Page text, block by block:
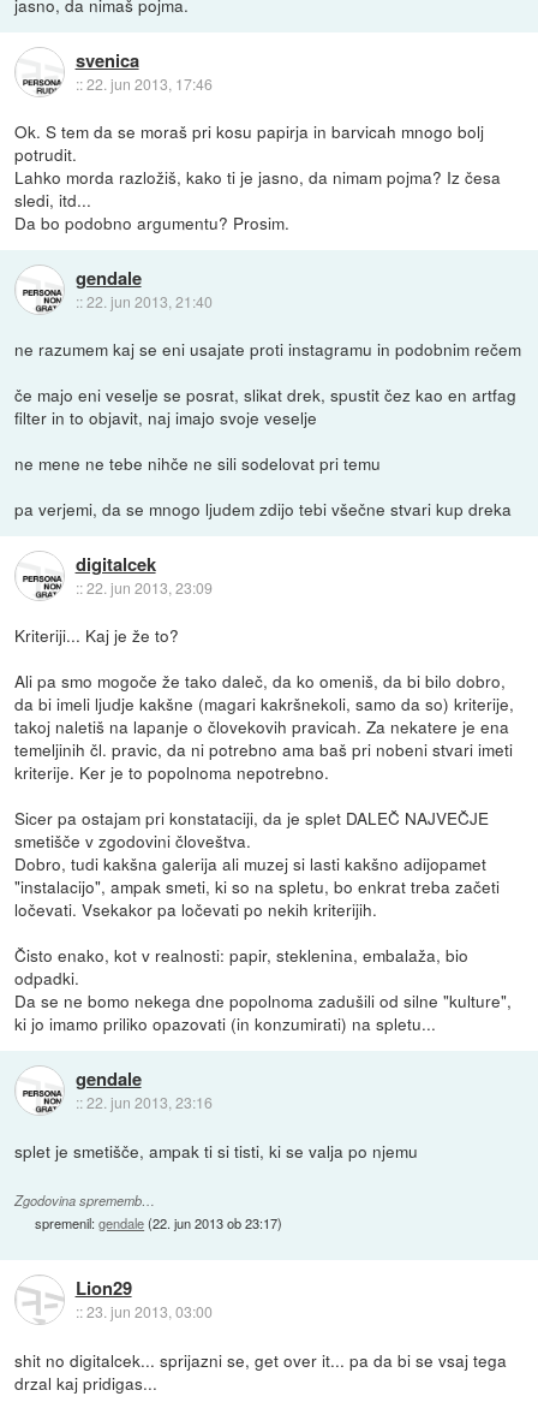
jasno, da nimaš pojma.
svenica
::22. jun 2013, 17:46
Ok. S tem da se moraš pri kosu papirja in barvicah mnogo bolj
potrudit.
Lahko morda razložiš, kako ti je jasno, da nimam pojma? Iz česa
sledi, itd...
Da bo podobno argumentu? Prosim.
gendale
::22. jun 2013, 21:40
ne razumem kaj se eni usajate proti instagramu in podobnim rečem
če majo eni veselje se posrat, slikat drek, spustit čez kao en artfag
filter in to objavit, naj imajo svoje veselje
ne mene ne tebe nihče ne sili sodelovat pri temu
pa verjemi, da se mnogo ljudem zdijo tebi všečne stvari kup dreka
digitalcek
::22. jun 2013, 23:09
Kriteriji... Kaj je že to?
Ali pa smo mogoče že tako daleč, da ko omeniš, da bi bilo dobro,
da bi imeli ljudje kakšne (magari kakršnekoli, samo da so) kriterije,
takoj naletiš na lapanje o človekovih pravicah. Za nekatere je ena
temeljinih čl. pravic, da ni potrebno ama baš pri nobeni stvari imeti
kriterije. Ker je to popolnoma nepotrebno.
Sicer pa ostajam pri konstataciji, da je splet DALEČ NAJVEČJE
smetišče v zgodovini človeštva.
Dobro, tudi kakšna galerija ali muzej si lasti kakšno adijopamet
"instalacijo", ampak smeti, ki so na spletu, bo enkrat treba začeti
ločevati. Vsekakor pa ločevati po nekih kriterijih.
Čisto enako, kot v realnosti: papir, steklenina, embalaža, bio
odpadki.
Da se ne bomo nekega dne popolnoma zadušili od silne "kulture",
ki jo imamo priliko opazovati (in konzumirati) na spletu...
gendale
::22. jun 2013, 23:16
splet je smetišče, ampak ti si tisti, ki se valja po njemu
Zgodovina sprememb…
spremenil:gendale(22. jun 2013 ob 23:17)
Lion29
::23. jun 2013, 03:00
shit no digitalcek... sprijazni se, get over it... pa da bi se vsaj tega
drzal kaj pridigas...